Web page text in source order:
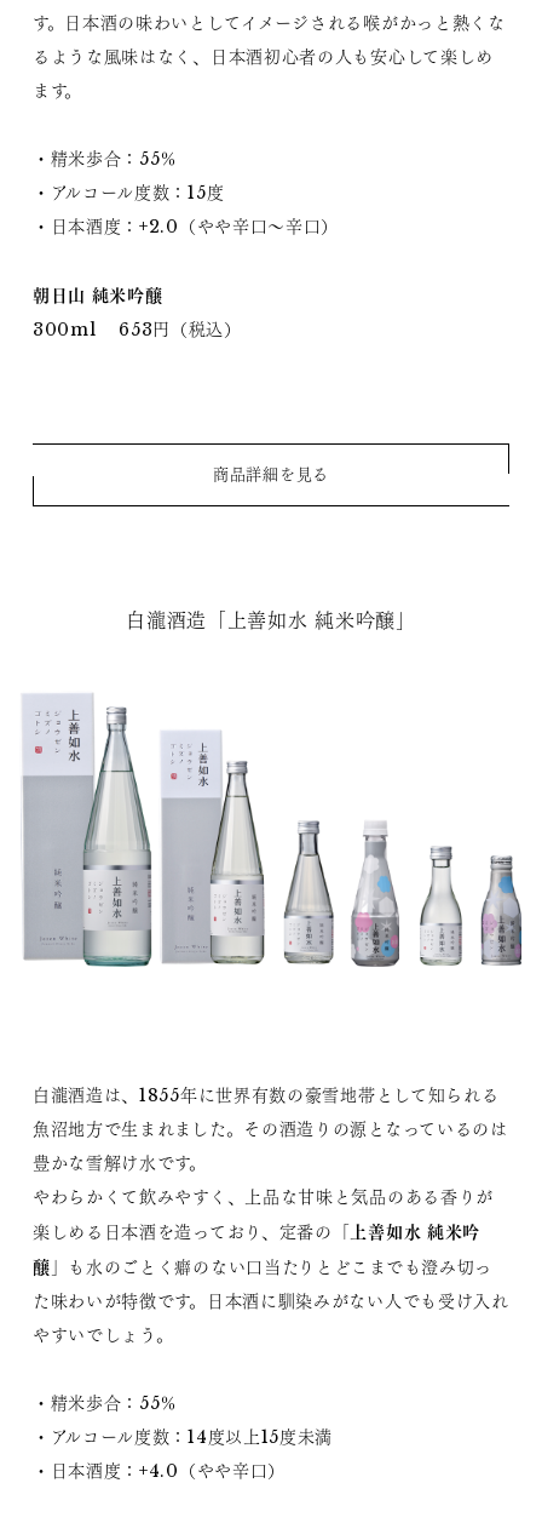
す。日本酒の味わいとしてイメージされる喉がかっと熱くな
るような風味はなく、日本酒初心者の人も安心して楽しめ
ます。
・精米歩合：55％
・アルコール度数：15度
・日本酒度：+2.0（やや辛口～辛口）
朝日山 純米吟醸
300ml 653円（税込）
商品詳細を見る
白瀧酒造「上善如水 純米吟醸」
白瀧酒造は、1855年に世界有数の豪雪地帯として知られる
魚沼地方で生まれました。その酒造りの源となっているのは
豊かな雪解け水です。
やわらかくて飲みやすく、上品な甘味と気品のある香りが
楽しめる日本酒を造っており、定番の「 上善如水 純米吟
醸 」も水のごとく癖のない口当たりとどこまでも澄み切っ
た味わいが特徴です。日本酒に馴染みがない人でも受け入れ
やすいでしょう。
・精米歩合：55％
・アルコール度数：14度以上15度未満
・日本酒度：+4.0（やや辛口）